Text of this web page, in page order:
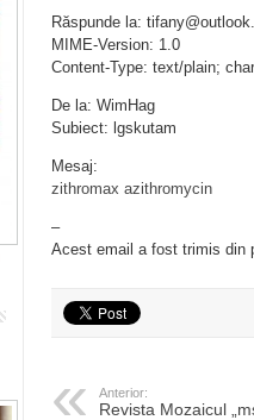
Răspunde la:
MIME-Version: 1.0
Content-Type: text/plain;
De la: WimHag
Subiect: lgskutam
Mesaj:
zithromax azithromycin
–
Acest email a fost trimis din
Anterior:
Revista Mozaicul